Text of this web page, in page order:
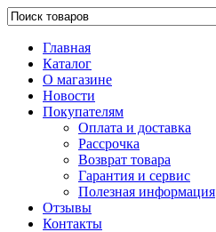
Главная
Каталог
О магазине
Новости
Покупателям
Оплата и доставка
Рассрочка
Возврат товара
Гарантия и сервис
Полезная информация
Отзывы
Контакты